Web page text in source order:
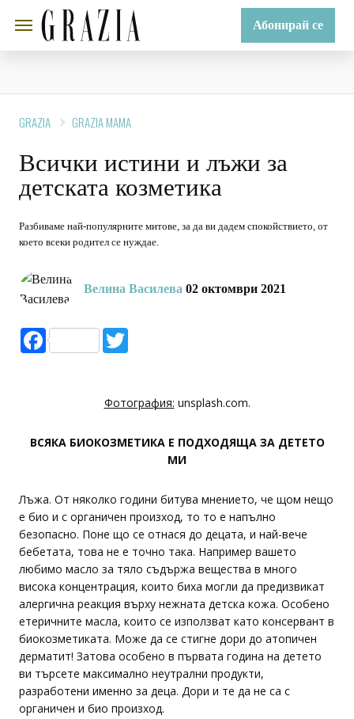
Абонирай се
GRAZIA GRAZIA MAMA
Всички истини и лъжи за
детската козметика
Разбиваме най-популярните митове, за да ви дадем спокойствието, от
което всеки родител се нуждае.
Велина Василева 02 октомври 2021
Facebook
Фотография: unsplash.com.
ВСЯКА БИОКОЗМЕТИКА Е ПОДХОДЯЩА ЗА ДЕТЕТО
МИ
Лъжа. От няколко години битува мнението, че щом нещо
е био и с органичен произход, то то е напълно
безопасно. Поне що се отнася до децата, и най-вече
бебетата, това не е точно така. Например вашето
любимо масло за тяло съдържа вещества в много
висока концентрация, които биха могли да предизвикат
алергична реакция върху нежната детска кожа. Особено
етеричните масла, които се използват като консервант в
биокозметиката. Може да се стигне дори до атопичен
дерматит! Затова особено в първата година на детето
ви търсете максимално неутрални продукти,
разработени именно за деца. Дори и те да не са с
органичен и био произход.